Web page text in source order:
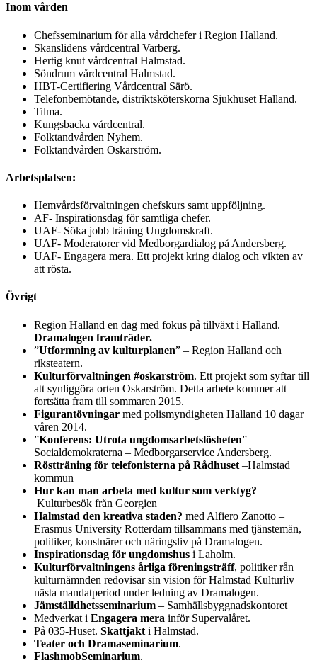
Inom vården
Chefsseminarium för alla vårdchefer i Region Halland.
Skanslidens vårdcentral Varberg.
Hertig knut vårdcentral Halmstad.
Söndrum vårdcentral Halmstad.
HBT-Certifiering Vårdcentral Särö.
Telefonbemötande, distriktsköterskorna Sjukhuset Halland.
Tilma.
Kungsbacka vårdcentral.
Folktandvården Nyhem.
Folktandvården Oskarström.
Arbetsplatsen:
Hemvårdsförvaltningen chefskurs samt uppföljning.
AF- Inspirationsdag för samtliga chefer.
UAF- Söka jobb träning Ungdomskraft.
UAF- Moderatorer vid Medborgardialog på Andersberg.
UAF- Engagera mera. Ett projekt kring dialog och vikten av
att rösta.
Övrigt
Region Halland en dag med fokus på tillväxt i Halland.
Dramalogen framträder.
”Utformning av kulturplanen” – Region Halland och
riksteatern.
Kulturförvaltningen #oskarström. Ett projekt som syftar till
att synliggöra orten Oskarström. Detta arbete kommer att
fortsätta fram till sommaren 2015.
Figurantövningar med polismyndigheten Halland 10 dagar
våren 2014.
”Konferens: Utrota ungdomsarbetslösheten”
Socialdemokraterna – Medborgarservice Andersberg.
Röstträning för telefonisterna på Rådhuset –Halmstad
kommun
Hur kan man arbeta med kultur som verktyg? –
Kulturbesök från Georgien
Halmstad den kreativa staden? med Alfiero Zanotto –
Erasmus University Rotterdam tillsammans med tjänstemän,
politiker, konstnärer och näringsliv på Dramalogen.
Inspirationsdag för ungdomshus i Laholm.
Kulturförvaltningens årliga föreningsträff, politiker rån
kulturnämnden redovisar sin vision för Halmstad Kulturliv
nästa mandatperiod under ledning av Dramalogen.
Jämställdhetsseminarium – Samhällsbyggnadskontoret
Medverkat i Engagera mera inför Supervalåret.
På 035-Huset. Skattjakt i Halmstad.
Teater och Dramaseminarium.
FlashmobSeminarium.